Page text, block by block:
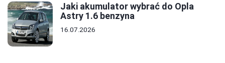
Jaki akumulator wybrać do Opla
Astry 1.6 benzyna
16.07.2026